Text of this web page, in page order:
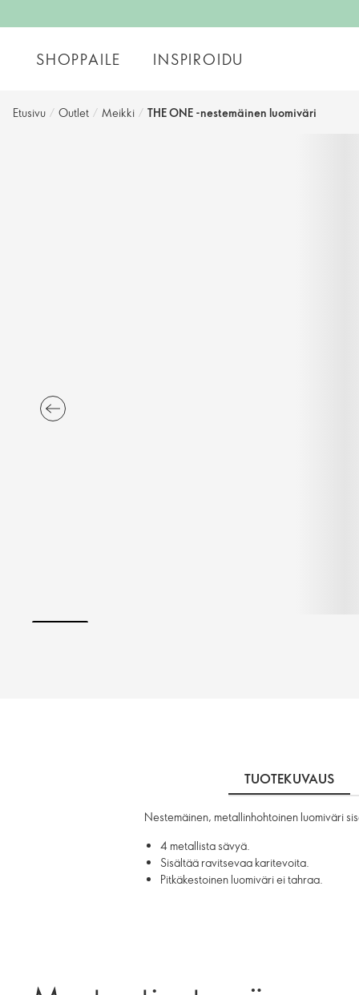
SHOPPAILE INSPIROIDU
Etusivu / Outlet / Meikki / THE ONE -nestemäinen luomiväri
TUOTEKUVAUS
Nestemäinen, metallinhohtoinen luomiväri
4 metallista sävyä.
Sisältää ravitsevaa karitevoita.
Pitkäkestoinen luomiväri ei tahraa.